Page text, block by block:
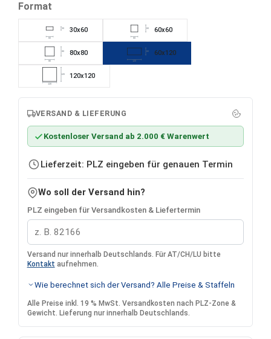
Format
60
30 30x60
60
60x60
80x80
120
60x120
120
120 120x120
VERSAND & LIEFERUNG
Kostenloser Versand ab 2.000 € Warenwert
Lieferzeit: PLZ eingeben für genauen Termin
Wo soll der Versand hin?
PLZ eingeben für Versandkosten & Liefertermin
Versand nur innerhalb Deutschlands. Für AT/CH/LU bitte
Kontakt aufnehmen.
Wie berechnet sich der Versand? Alle Preise & Staffeln
Alle Preise inkl. 19 % MwSt. Versandkosten nach PLZ-Zone &
Gewicht. Lieferung nur innerhalb Deutschlands.